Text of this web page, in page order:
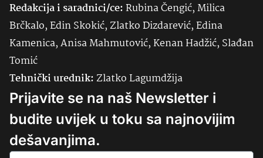
Redakcija i saradnici/ce:Rubina Čengić, Milica
Brčkalo, Edin Skokić, Zlatko Dizdarević, Edina
Kamenica, Anisa Mahmutović, Kenan Hadžić, Slađan
Tomić
Tehnički urednik:Zlatko Lagumdžija
Prijavite se na naš Newsletter i
budite uvijek u toku sa najnovijim
dešavanjima.